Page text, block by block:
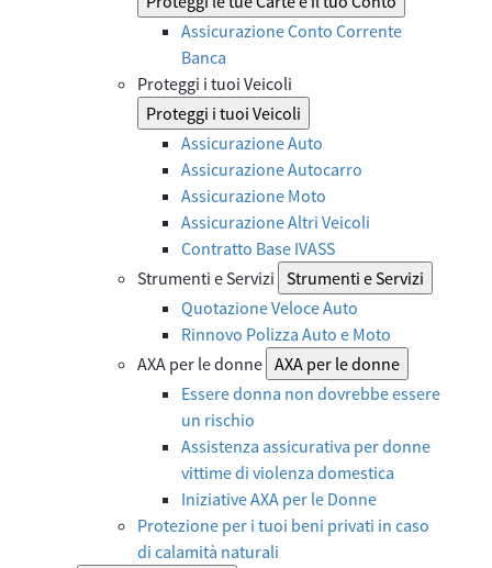
Assicurazione Conto Corrente
Banca
Proteggi i tuoi Veicoli
Proteggi i tuoi Veicoli
Assicurazione Auto
Assicurazione Autocarro
Assicurazione Moto
Assicurazione Altri Veicoli
Contratto Base IVASS
Strumenti e Servizi Strumenti e Servizi
Quotazione Veloce Auto
Rinnovo Polizza Auto e Moto
AXA per le donne AXA per le donne
Essere donna non dovrebbe essere
un rischio
Assistenza assicurativa per donne
vittime di violenza domestica
Iniziative AXA per le Donne
Protezione per i tuoi beni privati in caso
di calamità naturali